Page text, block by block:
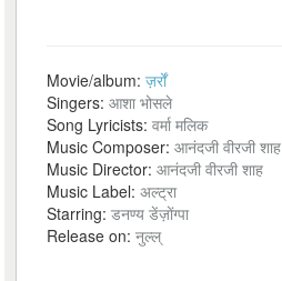
Movie/album:ज़र्रों
Singers:आशा भोसले
Song Lyricists:वर्मा मलिक
Music Composer:आनंदजी वीरजी शाह
Music Director:आनंदजी वीरजी शाह
Music Label:अल्ट्रा
Starring:डनण्य डेंज़ोंग्पा
Release on:नुल्ल्